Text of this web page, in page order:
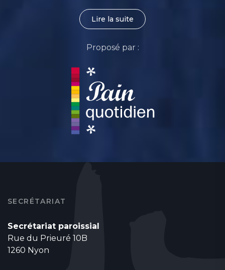
Lire la suite
Proposé par :
SECRÉTARIAT
Secrétariat paroissial
Rue du Prieuré 10B
1260 Nyon